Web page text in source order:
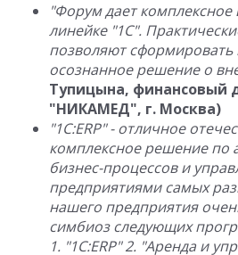
"Форум дает комплексное
линейке "1С".
позволяют сформировать
осознанное решение о
Тупицына, финансовый
"НИКАМЕД", г. Москва)
"1C:ERP" - отличное
комплексное решение по
бизнес-процессов и
предприятиями самых
нашего предприятия
симбиоз следующих
1. "1C:ERP" 2. "Аренда и